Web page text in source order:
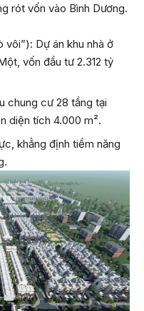
rót vốn vào Bình Dương.
Dự án khu nhà ở
vốn đầu tư 2.312 tỷ
chung cư 28 tầng tại
diện tích 4.000 m².
khẳng định tiềm năng